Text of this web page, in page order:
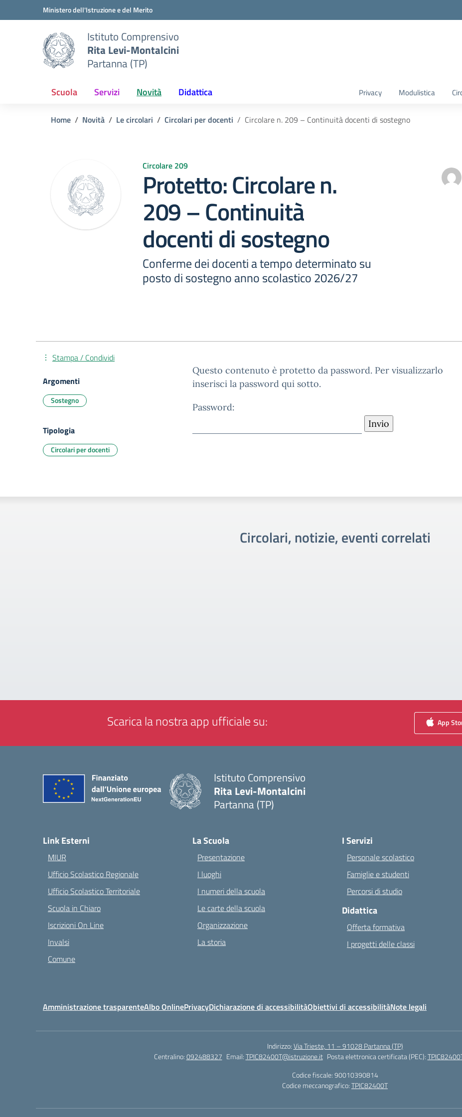
Vai ai contenuti
Vai al menu di navigazioneMinistero dell'Istruzione e del Merito
Istituto Comprensivo
Rita Levi-Montalcini
Partanna (TP)
Scuola Servizi Novità Didattica Privacy Modulistica
Home Novità Le circolari Circolari per docenti Circolare n. 209 – Continuità docenti di sostegno
Circolare 209
Protetto: Circolare n.
209 – Continuità
docenti di sostegno
Conferme dei docenti a tempo determinato su
posto di sostegno anno scolastico 2026/27
Questo contenuto è protetto da password. Per visualizzarlo
inserisci la password qui sotto.
Password:
Stampa / Condividi
Argomenti
Sostegno
Tipologia
Circolari per docenti
Circolari, notizie, eventi correlati
Scarica la nostra app ufficiale su: App
Istituto Comprensivo
Rita Levi-Montalcini
Partanna (TP)
Link Esterni
MIUR
Ufficio Scolastico Regionale
Ufficio Scolastico Territoriale
Scuola in Chiaro
Iscrizioni On Line
Invalsi
Comune
La Scuola
Presentazione
I luoghi
I numeri della scuola
Le carte della scuola
Organizzazione
La storia
I Servizi
Personale scolastico
Famiglie e studenti
Percorsi di studio
Didattica
Offerta formativa
I progetti delle classi
Amministrazione trasparenteAlbo OnlinePrivacyDichiarazione di accessibilitàObiettivi di accessibilitàNote legali
Indirizzo:Via Trieste, 11 – 91028 Partanna (TP)
Centralino:092488327 Email:TPIC82400T@istruzione.it Posta elettronica certificata (PEC):
Codice fiscale: 90010390814
Codice meccanografico:TPIC82400T